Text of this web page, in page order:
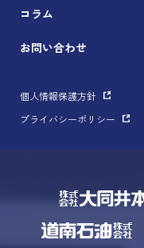
コラム
お問い合わせ
個人情報保護方針
プライバシーポリシー